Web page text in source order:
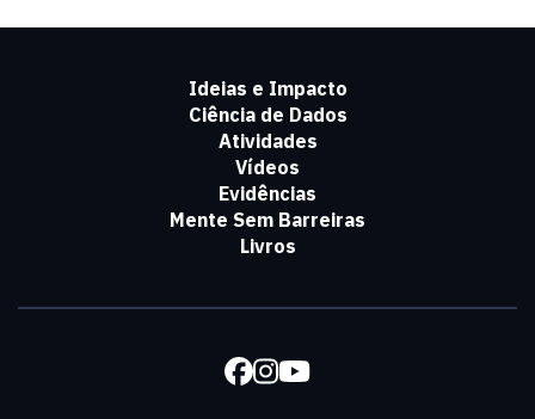
Ideias e Impacto
Ciência de Dados
Atividades
Vídeos
Evidências
Mente Sem Barreiras
Livros